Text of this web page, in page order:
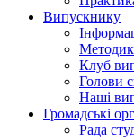
Випускнику
Клуб
Голови
Наші
Громадські
Рада